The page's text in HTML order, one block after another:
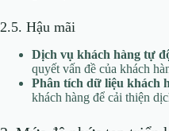
2.5. Hậu mãi
Dịch vụ khách hàng tự
quyết vấn đề của khách
Phân tích dữ liệu khách
khách hàng để cải thiện